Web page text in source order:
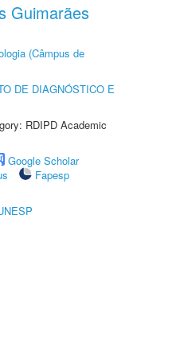
Guimarães
(Câmpus de
DE DIAGNÓSTICO E
RDIPD Academic
Google Scholar
Fapesp